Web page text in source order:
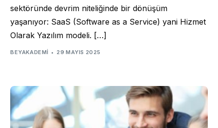
sektöründe devrim niteliğinde bir dönüşüm
yaşanıyor: SaaS (Software as a Service) yani Hizmet
Olarak Yazılım modeli. […]
BEYAKADEMI 29 MAYIS 2025